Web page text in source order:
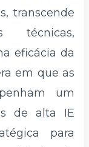
transcende
técnicas,
eficácia da
em que as
um
de alta IE
para